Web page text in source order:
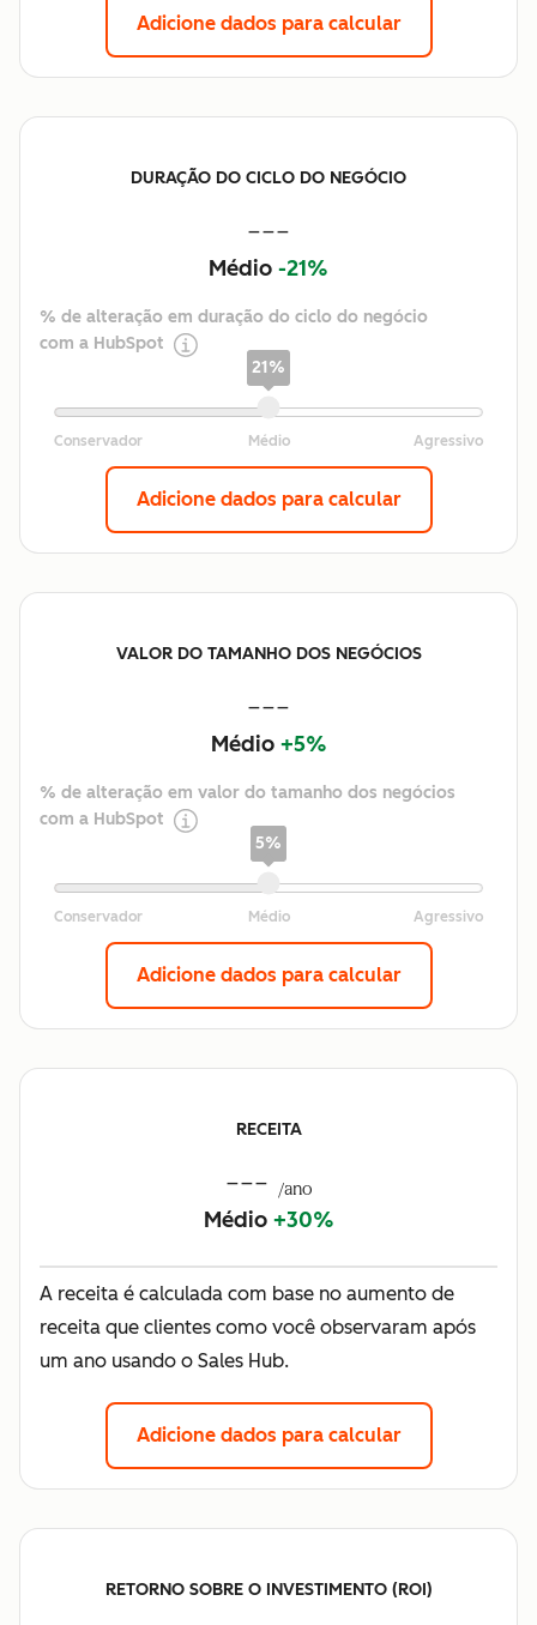
Adicione dados para calcular
DURAÇÃO DO CICLO DO NEGÓCIO
---
Médio -21%
% de alteração em duração do ciclo do negócio
com a HubSpot
21%
Adicione dados para calcular
VALOR DO TAMANHO DOS NEGÓCIOS
---
Médio +5%
% de alteração em valor do tamanho dos negócios
com a HubSpot
5%
Adicione dados para calcular
RECEITA
--- /ano
Médio +30%
A receita é calculada com base no aumento de
receita que clientes como você observaram após
um ano usando o Sales Hub.
Adicione dados para calcular
RETORNO SOBRE O INVESTIMENTO (ROI)